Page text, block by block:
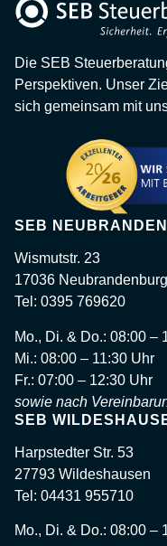
Die SEB
Perspektiven. Unser
sich gemeinsam mit
SEB
Wismutstr. 23
17036 Neubrandenburg
Tel: 0395 769620
Mo., Di. & Do.: 08:00 –
Mi.: 08:00 – 11:30 Uhr
Fr.: 07:00 – 12:30 Uhr
sowie nach
SEB
Harpstedter Str. 53
27793 Wildeshausen
Tel: 04431 955710
Mo., Di. & Do.: 08:00 –